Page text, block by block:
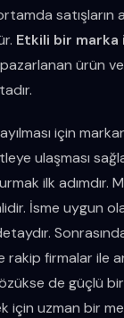
satışların
Etkili bir marka
ürün
için
ulaşması
ilk adımdır.
İsme uygun
firmalar ile
de güçlü
için uzman bir